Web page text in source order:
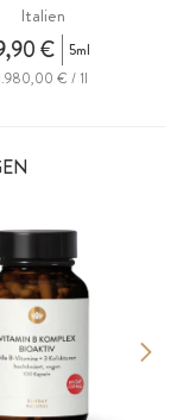
Italien
€
5ml
€ / 1l